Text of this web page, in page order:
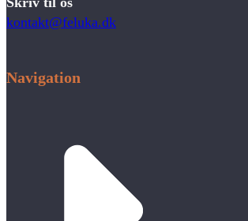
kontakt@feluka.dk
Navigation